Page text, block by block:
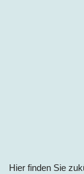
Hier finden Sie